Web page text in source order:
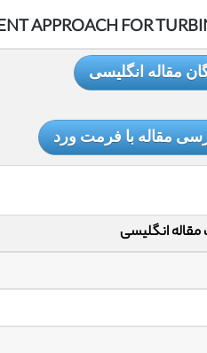
APPROACH FOR
مقاله انگلیسی
مقاله با فرمت ورد
انگلیسی